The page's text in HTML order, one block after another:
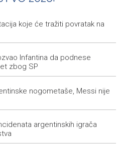
Veleža
for Saturday, 8 August 2026
da ode kući, Memčić se već
Kinoscope and
2026. godine (subota)
koje će tražiti povratak na
Infantina da podnese
zbog SP
nogometaše, Messi nije
argentinskih igrača